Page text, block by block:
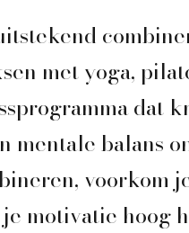
met yoga,
dat
mentale balans
voorkom
motivatie hoog